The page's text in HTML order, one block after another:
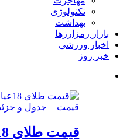
تکنولوژی
بهداشت
بازار رمزارزها
اخبار ورزشی
خبر روز